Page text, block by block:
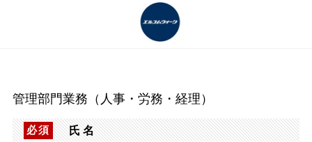
管理部門業務（人事・労務・経理）
必須 氏名